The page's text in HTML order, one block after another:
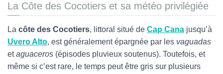
La Côte des Cocotiers et sa météo privilégiée
La côte des Cocotiers, littoral situé de Cap Cana jusqu’à
Uvero Alto, est généralement épargnée par les vaguadas
etaguaceros (épisodes pluvieux soutenus). Toutefois, et
même si c’est rare, le temps peut être gris sur plusieurs